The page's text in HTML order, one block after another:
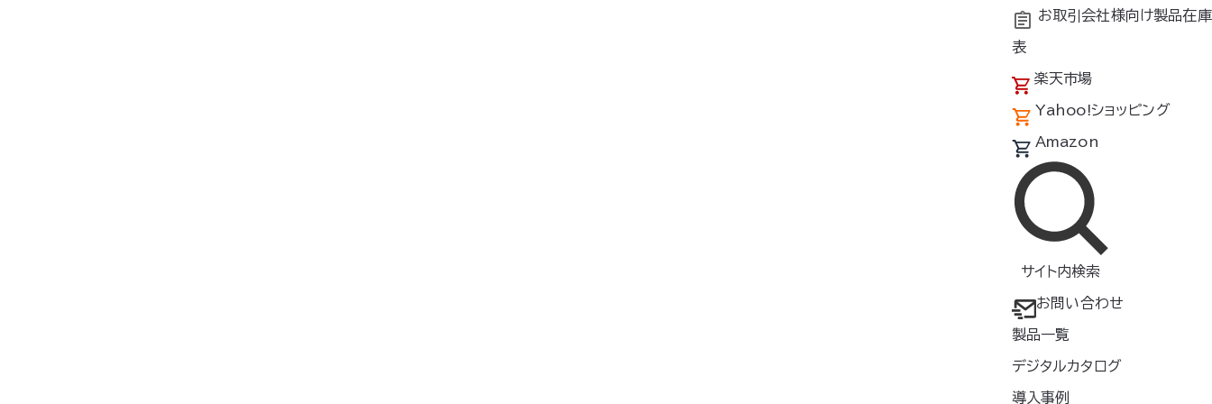
お取引会社様向け製品在庫
表
楽天市場
Yahoo!ショッピング
Amazon
サイト内検索
お問い合わせ
製品一覧
デジタルカタログ
導入事例
この商品は生産完了しました。在庫がある限りで販売終了とさせていただきます。